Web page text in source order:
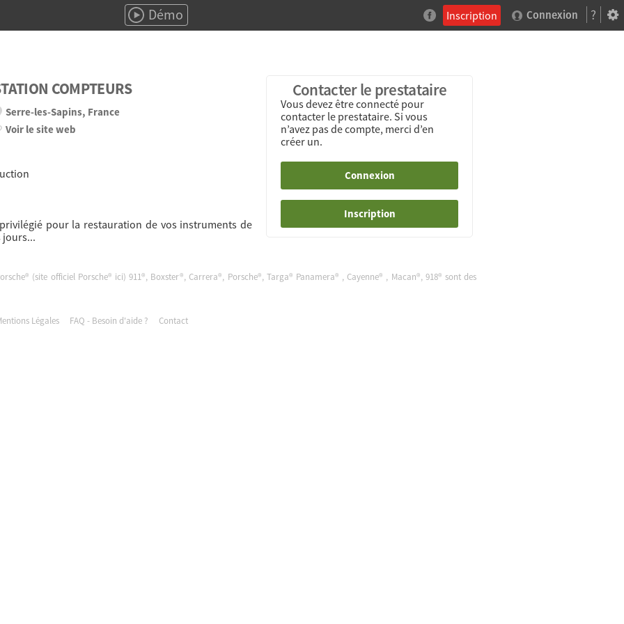
?
Inscription
Démo Connexion
COMPTEURS
Serre-les-Sapins, France
Voir le site web
Contacter le prestataire
Vous devez être connecté pour
contacter le prestataire. Si vous
n’avez pas de compte, merci d’en
créer un.
Connexion
Inscription
pour la restauration de vos instruments de
jours...
(site officiel Porsche® ici) 911®, Boxster®, Carrera®, Porsche®, Targa® Panamera® , Cayenne® , Macan®, 918® sont des
Légales FAQ - Besoin d'aide ? Contact